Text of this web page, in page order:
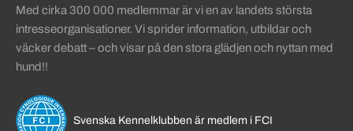
Med cirka 300 000 medlemmar är vi en av landets största
intresseorganisationer. Vi sprider information, utbildar och
väcker debatt – och visar på den stora glädjen och nyttan med
hund!!
Svenska Kennelklubben är medlem i FCI